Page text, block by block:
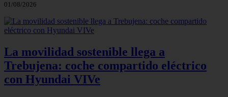
01/08/2026
La movilidad sostenible llega a
Trebujena: coche compartido eléctrico
con Hyundai VIVe